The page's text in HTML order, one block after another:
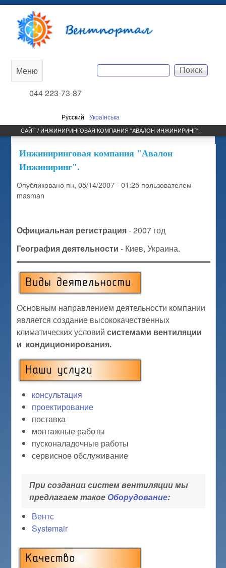
содержанию
Вентпортал
Форма поиска
Поиск
044 223-73-87
Русский Українська
Main
menu
Меню
САЙТ / ИНЖИНИРИНГОВАЯ КОМПАНИЯ "АВАЛОН ИНЖИНИРИНГ".
Инжиниринговая компания "Авалон
Инжиниринг".
Опубликовано пн, 05/14/2007 - 01:25 пользователем
masman
Официальная регистрация- 2007 год
География деятельности - Киев, Украина.
Основным направлением деятельности компании
является создание высококачественных
климатических условийсистемами вентиляции
и кондиционирования.
консультация
проектирование
поставка
монтажные работы
пусконаладочные работы
сервисное обслуживание
При создании систем вентиляции мы
предлагаем такоеОборудование:
Вентс
Systemair